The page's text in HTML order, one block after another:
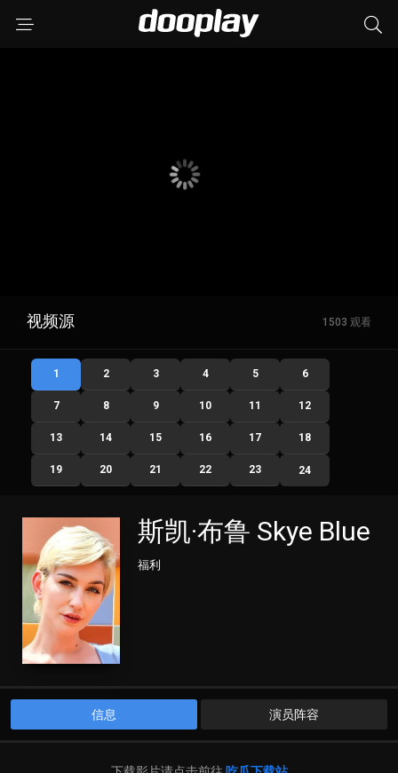
视频源 1503 观看
1 2 3 4 5 6
7 8 9 10 11 12
13 14 15 16 17 18
19 20 21 22 23 24
斯凯·布鲁 Skye Blue
福利
信息 演员阵容